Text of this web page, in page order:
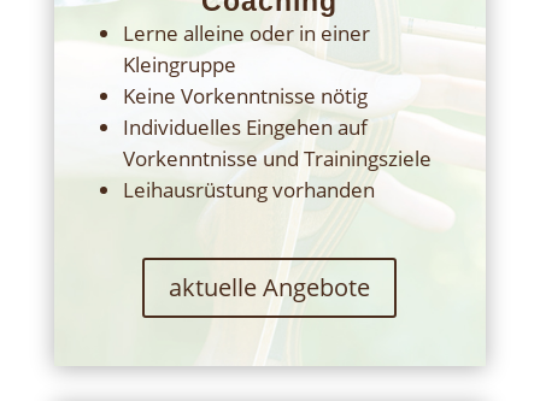
Lerne alleine oder in einer
Kleingruppe
Keine Vorkenntnisse nötig
Individuelles Eingehen auf
Vorkenntnisse und Trainingsziele
Leihausrüstung vorhanden
aktuelle Angebote